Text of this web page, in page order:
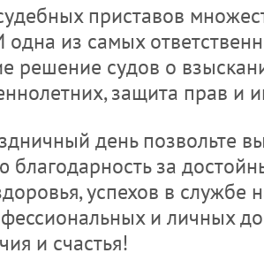
приставов
из самых
решение судов о
защита прав и
день позвольте
благодарность за
успехов в службе
и личных
и счастья!